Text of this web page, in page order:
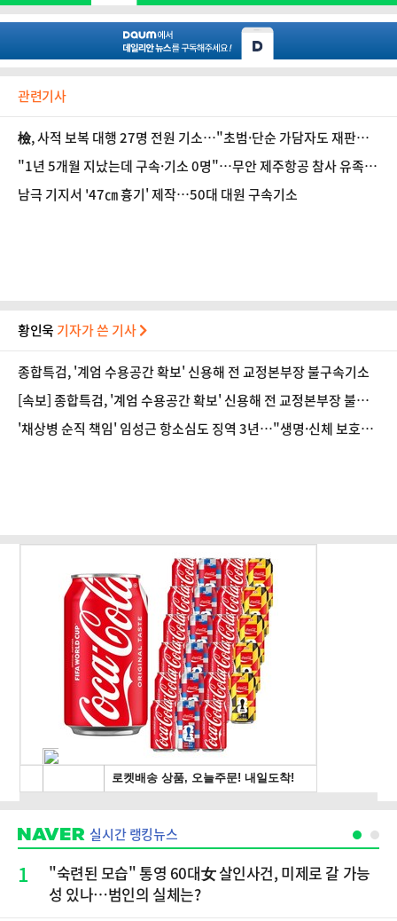
관련기사
檢, 사적 보복 대행 27명 전원 기소…"초범·단순 가담자도 재판
행"
"1년 5개월 지났는데 구속·기소 0명"…무안 제주항공 참사 유족
분통
남극 기지서 '47㎝ 흉기' 제작…50대 대원 구속기소
황인욱 기자가 쓴 기사
종합특검, '계엄 수용공간 확보' 신용해 전 교정본부장 불구속기소
[속보] 종합특검, '계엄 수용공간 확보' 신용해 전 교정본부장 불구
속기소
'채상병 순직 책임' 임성근 항소심도 징역 3년…"생명·신체 보호
실시간 랭킹뉴스
1
"숙련된 모습" 통영 60대女 살인사건, 미제로 갈 가능
성 있나…범인의 실체는?